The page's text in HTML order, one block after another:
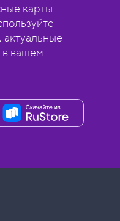
карты
в вашем